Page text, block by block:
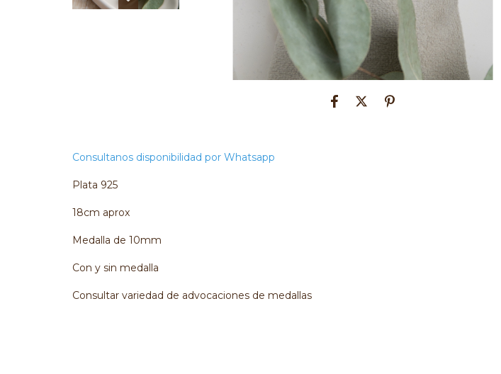
Consultanos disponibilidad por Whatsapp
Plata 925
18cm aprox
Medalla de 10mm
Con y sin medalla
Consultar variedad de advocaciones de medallas